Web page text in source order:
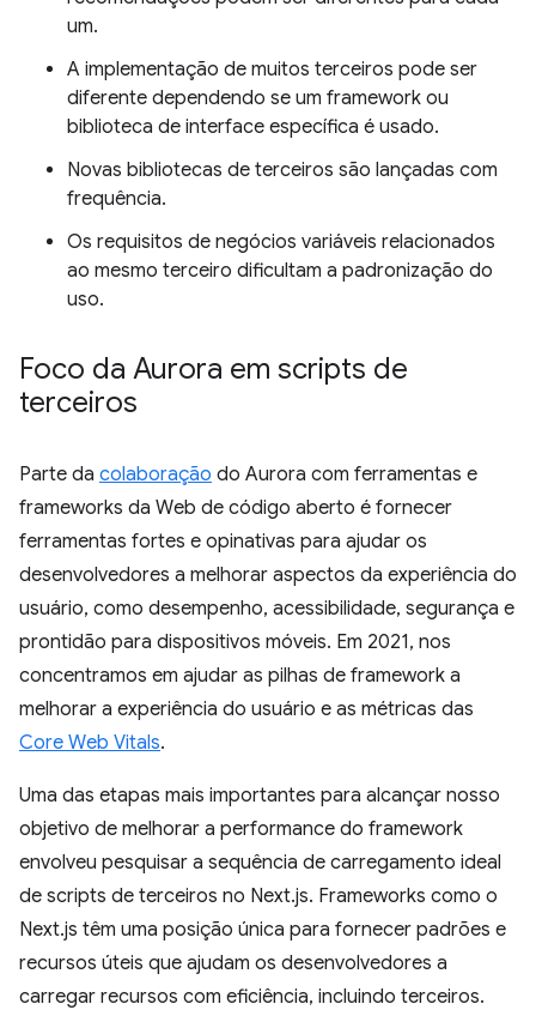
um.
A implementação de muitos terceiros pode ser
diferente dependendo se um framework ou
biblioteca de interface específica é usado.
Novas bibliotecas de terceiros são lançadas com
frequência.
Os requisitos de negócios variáveis relacionados
ao mesmo terceiro dificultam a padronização do
uso.
Foco da Aurora em scripts de
terceiros
Parte da colaboração do Aurora com ferramentas e
frameworks da Web de código aberto é fornecer
ferramentas fortes e opinativas para ajudar os
desenvolvedores a melhorar aspectos da experiência do
usuário, como desempenho, acessibilidade, segurança e
prontidão para dispositivos móveis. Em 2021, nos
concentramos em ajudar as pilhas de framework a
melhorar a experiência do usuário e as métricas das
Core Web Vitals.
Uma das etapas mais importantes para alcançar nosso
objetivo de melhorar a performance do framework
envolveu pesquisar a sequência de carregamento ideal
de scripts de terceiros no Next.js. Frameworks como o
Next.js têm uma posição única para fornecer padrões e
recursos úteis que ajudam os desenvolvedores a
carregar recursos com eficiência, incluindo terceiros.